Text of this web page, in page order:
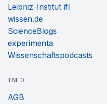
Leibniz-Institut ifl
wissen.de
ScienceBlogs
experimenta
Wissenschaftspodcasts
INFO
AGB